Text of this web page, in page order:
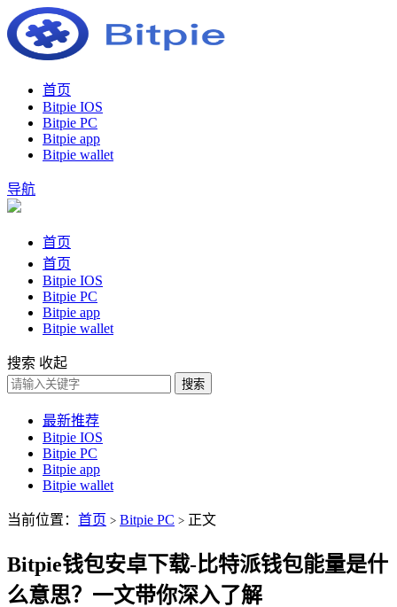
首页
Bitpie IOS
Bitpie PC
Bitpie app
Bitpie wallet
导航
首页
首页
Bitpie IOS
Bitpie PC
Bitpie app
Bitpie wallet
搜索 收起
搜索
最新推荐
Bitpie IOS
Bitpie PC
Bitpie app
Bitpie wallet
当前位置： 首页 > Bitpie PC > 正文
Bitpie钱包安卓下载-比特派钱包能量是什
么意思？一文带你深入了解